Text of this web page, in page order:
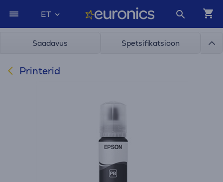
ET
Saadavus Spetsifikatsioon
Printerid